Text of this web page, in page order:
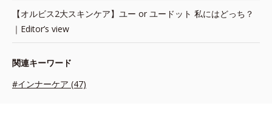
【オルビス2大スキンケア】ユー or ユードット 私にはどっち？
｜Editor’s view
関連キーワード
#インナーケア (47)